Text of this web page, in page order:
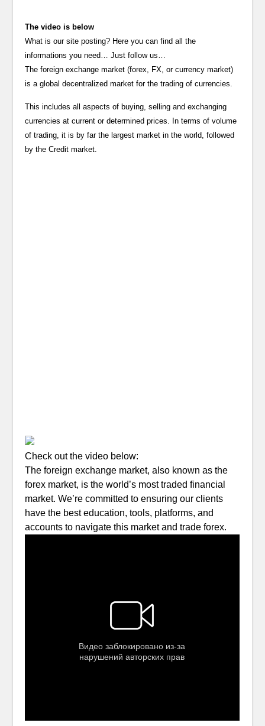
The video is below
What is our site posting? Here you can find all the
informations you need… Just follow us…
The foreign exchange market (forex, FX, or currency market)
is a global decentralized market for the trading of currencies.
This includes all aspects of buying, selling and exchanging
currencies at current or determined prices. In terms of volume
of trading, it is by far the largest market in the world, followed
by the Credit market.
Check out the video below:
The foreign exchange market, also known as the
forex market, is the world’s most traded financial
market. We’re committed to ensuring our clients
have the best education, tools, platforms, and
accounts to navigate this market and trade forex.